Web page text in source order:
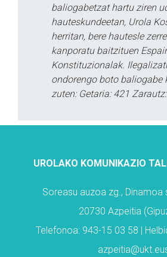
baliogabetzat hartu ziren
hauteskundeetan, Urola
herritan, bere hautesle
kanporatu baitzituen
Konstituzionalak.
ondorengo boto baliogabe
zuten: Getaria: 421
UROLAKO KOMUNIKAZIO
Soreasu auzoa zg., Dinamoa
20730 Azpeitia
Telefonoa: 943-15 03 58 |